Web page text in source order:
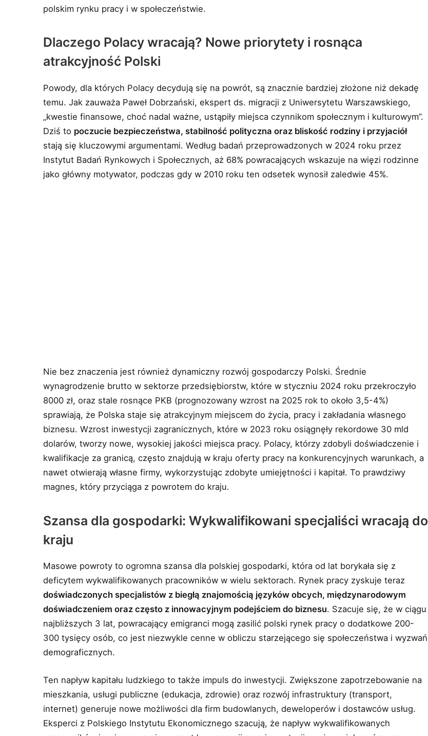
polskim rynku pracy i w społeczeństwie.
Dlaczego Polacy wracają? Nowe priorytety i rosnąca
atrakcyjność Polski
Powody, dla których Polacy decydują się na powrót, są znacznie bardziej złożone niż dekadę
temu. Jak zauważa Paweł Dobrzański, ekspert ds. migracji z Uniwersytetu Warszawskiego,
„kwestie finansowe, choć nadal ważne, ustąpiły miejsca czynnikom społecznym i kulturowym”.
Dziś to poczucie bezpieczeństwa, stabilność polityczna oraz bliskość rodziny i przyjaciół
stają się kluczowymi argumentami. Według badań przeprowadzonych w 2024 roku przez
Instytut Badań Rynkowych i Społecznych, aż 68% powracających wskazuje na więzi rodzinne
jako główny motywator, podczas gdy w 2010 roku ten odsetek wynosił zaledwie 45%.
Nie bez znaczenia jest również dynamiczny rozwój gospodarczy Polski. Średnie
wynagrodzenie brutto w sektorze przedsiębiorstw, które w styczniu 2024 roku przekroczyło
8000 zł, oraz stale rosnące PKB (prognozowany wzrost na 2025 rok to około 3,5-4%)
sprawiają, że Polska staje się atrakcyjnym miejscem do życia, pracy i zakładania własnego
biznesu. Wzrost inwestycji zagranicznych, które w 2023 roku osiągnęły rekordowe 30 mld
dolarów, tworzy nowe, wysokiej jakości miejsca pracy. Polacy, którzy zdobyli doświadczenie i
kwalifikacje za granicą, często znajdują w kraju oferty pracy na konkurencyjnych warunkach, a
nawet otwierają własne firmy, wykorzystując zdobyte umiejętności i kapitał. To prawdziwy
magnes, który przyciąga z powrotem do kraju.
Szansa dla gospodarki: Wykwalifikowani specjaliści wracają do
kraju
Masowe powroty to ogromna szansa dla polskiej gospodarki, która od lat borykała się z
deficytem wykwalifikowanych pracowników w wielu sektorach. Rynek pracy zyskuje teraz
doświadczonych specjalistów z biegłą znajomością języków obcych, międzynarodowym
doświadczeniem oraz często z innowacyjnym podejściem do biznesu. Szacuje się, że w ciągu
najbliższych 3 lat, powracający emigranci mogą zasilić polski rynek pracy o dodatkowe 200-
300 tysięcy osób, co jest niezwykle cenne w obliczu starzejącego się społeczeństwa i wyzwań
demograficznych.
Ten napływ kapitału ludzkiego to także impuls do inwestycji. Zwiększone zapotrzebowanie na
mieszkania, usługi publiczne (edukacja, zdrowie) oraz rozwój infrastruktury (transport,
internet) generuje nowe możliwości dla firm budowlanych, deweloperów i dostawców usług.
Eksperci z Polskiego Instytutu Ekonomicznego szacują, że napływ wykwalifikowanych